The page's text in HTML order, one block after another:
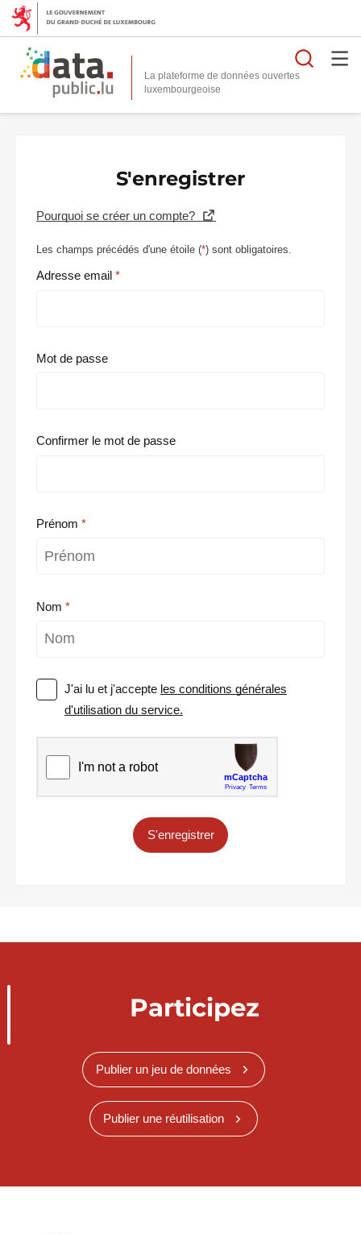
La plateforme de données ouvertes
S'enregistrer
Pourquoi se créer un compte?
Les champs précédés d'une étoile (*) sont obligatoires.
Adresse email
Mot de passe
Confirmer le mot de passe
Prénom
Nom
J'ai lu et j'accepte les conditions générales
d'utilisation du service.
S'enregistrer
Participez
Publier un jeu de données
Publier une réutilisation